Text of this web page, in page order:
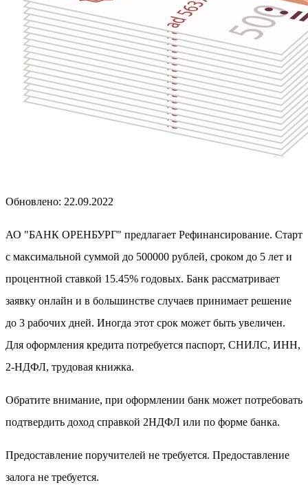
Обновлено: 22.09.2022
АО "БАНК ОРЕНБУРГ" предлагает Рефинансирование. Старт
с максимальной суммой до 500000 рублей, сроком до 5 лет и
процентной ставкой 15.45% годовых. Банк рассматривает
заявку онлайн и в большинстве случаев принимает решение
до 3 рабочих дней. Иногда этот срок может быть увеличен.
Для оформления кредита потребуется паспорт, СНИЛС, ИНН,
2-НДФЛ, трудовая книжка.
Обратите внимание, при оформлении банк может потребовать
подтвердить доход справкой 2НДФЛ или по форме банка.
Предоставление поручителей не требуется. Предоставление
залога не требуется.